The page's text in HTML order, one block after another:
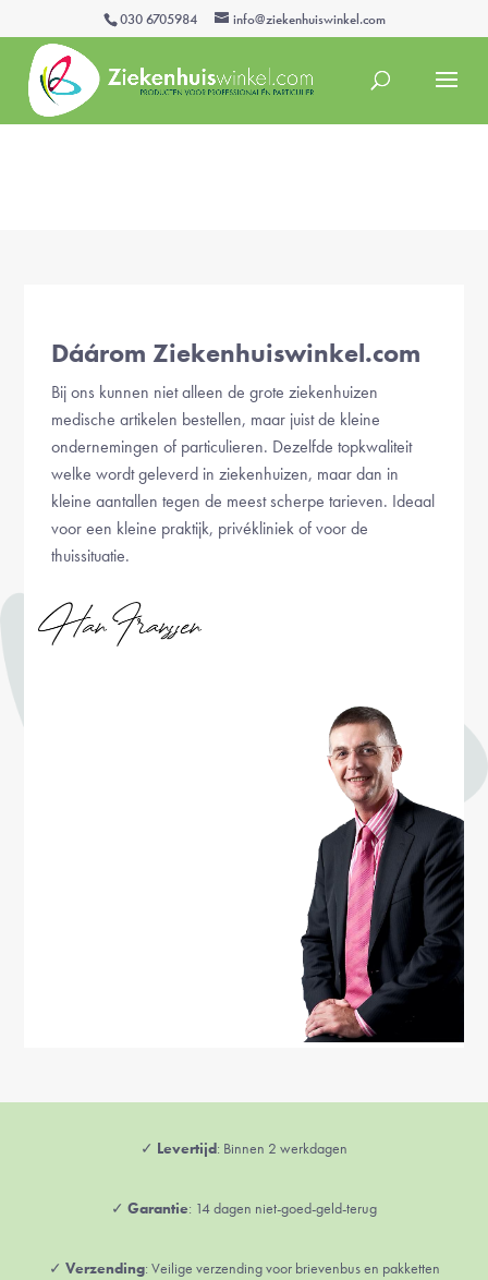
030 6705984 info@ziekenhuiswinkel.com
Dáárom Ziekenhuiswinkel.com
Bij ons kunnen niet alleen de grote ziekenhuizen
medische artikelen bestellen, maar juist de kleine
ondernemingen of particulieren. Dezelfde topkwaliteit
welke wordt geleverd in ziekenhuizen, maar dan in
kleine aantallen tegen de meest scherpe tarieven. Ideaal
voor een kleine praktijk, privékliniek of voor de
thuissituatie.
✓ Levertijd: Binnen 2 werkdagen
✓ Garantie: 14 dagen niet-goed-geld-terug
✓ Verzending: Veilige verzending voor brievenbus en pakketten